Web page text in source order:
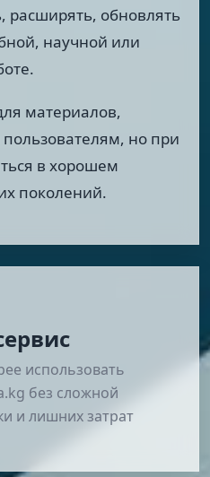
обновлять
научной или
материалов,
но при
в хорошем
поколений.
использовать
без сложной
и лишних затрат